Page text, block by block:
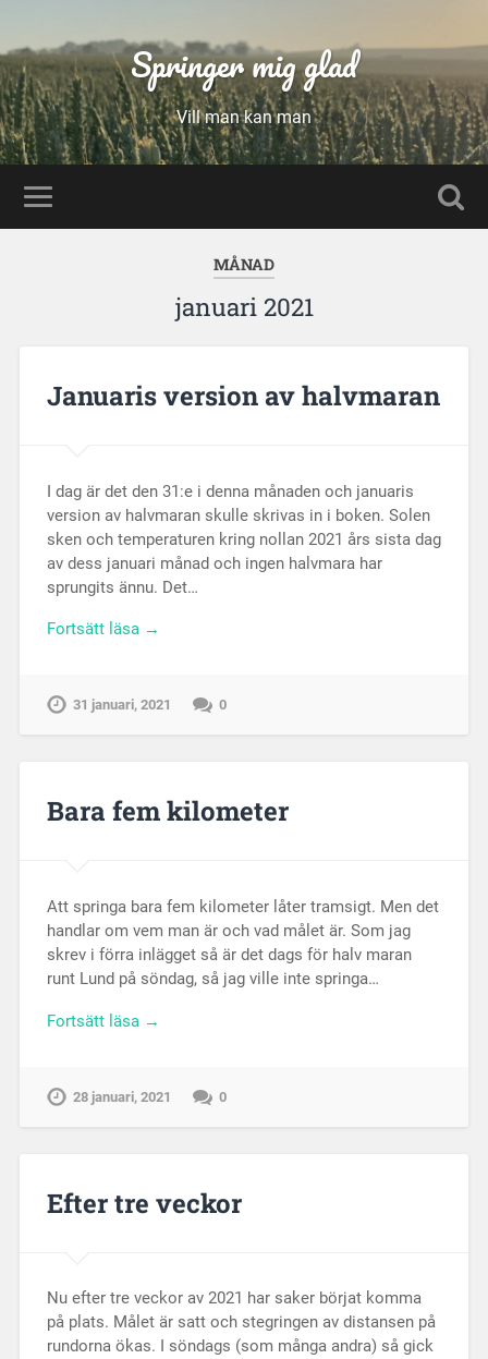
Springer mig glad
Vill man kan man
MÅNAD
januari 2021
Januaris version av halvmaran
I dag är det den 31:e i denna månaden och januaris
version av halvmaran skulle skrivas in i boken. Solen
sken och temperaturen kring nollan 2021 års sista dag
av dess januari månad och ingen halvmara har
sprungits ännu. Det…
Fortsätt läsa →
31 januari, 2021 0
Bara fem kilometer
Att springa bara fem kilometer låter tramsigt. Men det
handlar om vem man är och vad målet är. Som jag
skrev i förra inlägget så är det dags för halv maran
runt Lund på söndag, så jag ville inte springa…
Fortsätt läsa →
28 januari, 2021 0
Efter tre veckor
Nu efter tre veckor av 2021 har saker börjat komma
på plats. Målet är satt och stegringen av distansen på
rundorna ökas. I söndags (som många andra) så gick